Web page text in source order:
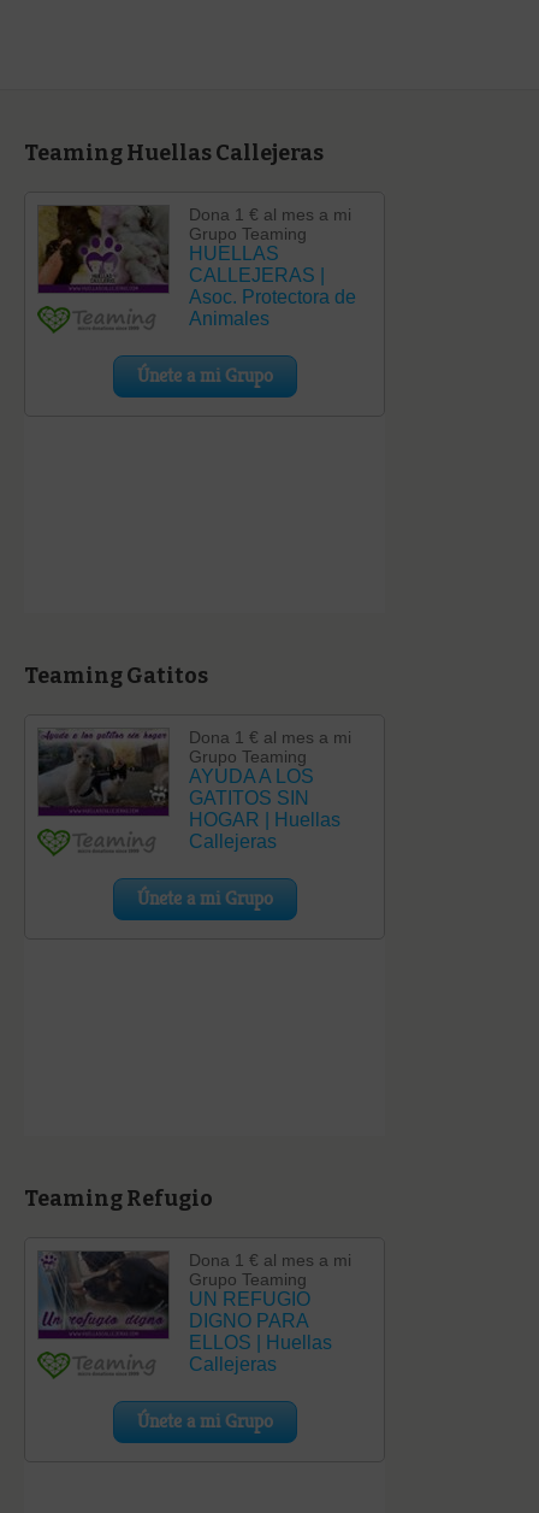
Teaming Huellas Callejeras
Teaming Gatitos
Teaming Refugio